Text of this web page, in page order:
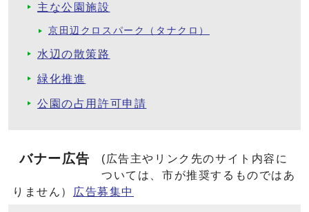
主な公園施設
京田辺クロスパーク（タナクロ）
水辺の散策路
緑化推進
公園の占用許可申請
バナー広告
(広告主やリンク先のサイト内容に
ついては、市が推奨するものではあ
りません）
広告募集中